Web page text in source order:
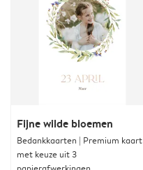
Fijne wilde bloemen
Bedankkaarten | Premium kaart
met keuze uit 3